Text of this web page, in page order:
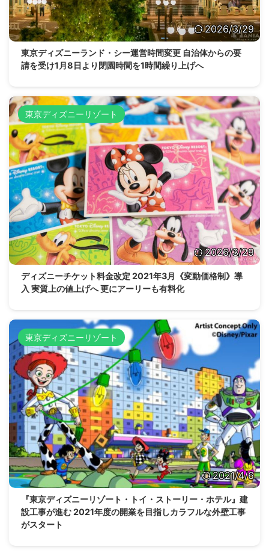
2026/3/29
東京ディズニーランド・シー運営時間変更 自治体からの要
請を受け1月8日より閉園時間を1時間繰り上げへ
東京ディズニーリゾート
2026/3/29
ディズニーチケット料金改定 2021年3月《変動価格制》導
入 実質上の値上げへ 更にアーリーも有料化
東京ディズニーリゾート
2021/4/6
『東京ディズニーリゾート・トイ・ストーリー・ホテル』建
設工事が進む 2021年度の開業を目指しカラフルな外壁工事
がスタート